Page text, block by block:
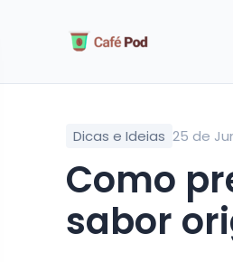
Dicas e Ideias 25 de
como preparar café gelado sem perder o
sabor